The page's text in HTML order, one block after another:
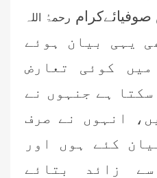
رحمۃُ اللہ
یہی بیان ہوئے
کوئی تعارض
ہے جنہوں نے
انہوں نے صرف
کئے ہوں اور
زائد بتائے